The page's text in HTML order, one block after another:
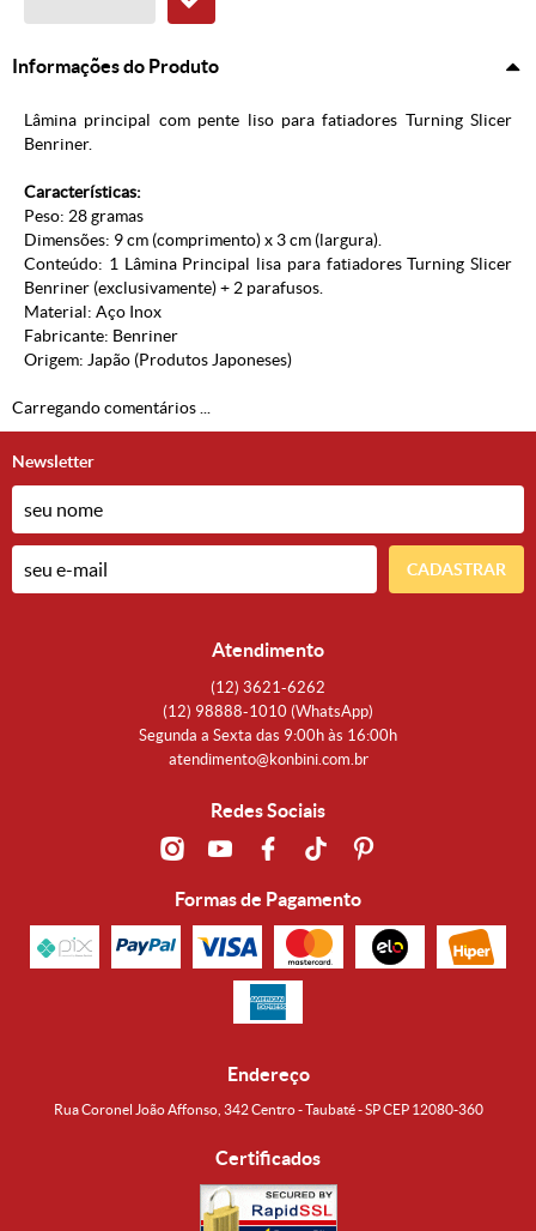
Informações do Produto
Lâmina principal com pente liso para fatiadores Turning Slicer
Benriner.
Características:
Peso: 28 gramas
Dimensões: 9 cm (comprimento) x 3 cm (largura).
Conteúdo: 1 Lâmina Principal lisa para fatiadores Turning Slicer
Benriner (exclusivamente) + 2 parafusos.
Material: Aço Inox
Fabricante: Benriner
Origem: Japão (Produtos Japoneses)
Carregando comentários ...
Newsletter
CADASTRAR
Atendimento
(12) 3621-6262
(12) 98888-1010 (WhatsApp)
Segunda a Sexta das 9:00h às 16:00h
atendimento@konbini.com.br
Redes Sociais
Formas de Pagamento
Endereço
Rua Coronel João Affonso, 342 Centro - Taubaté - SP CEP 12080-360
Certificados